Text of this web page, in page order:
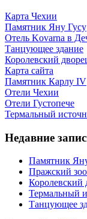
Карта Чехии
Памятник Яну Гусу
Отель Kovarna в
Танцующее здание
Королевский
Карта сайта
Памятник Карлу IV
Отели Чехии
Отели Густопече
Термальный
Недавние
Памятник
Пражский
Королевский
Термальный
Танцующее